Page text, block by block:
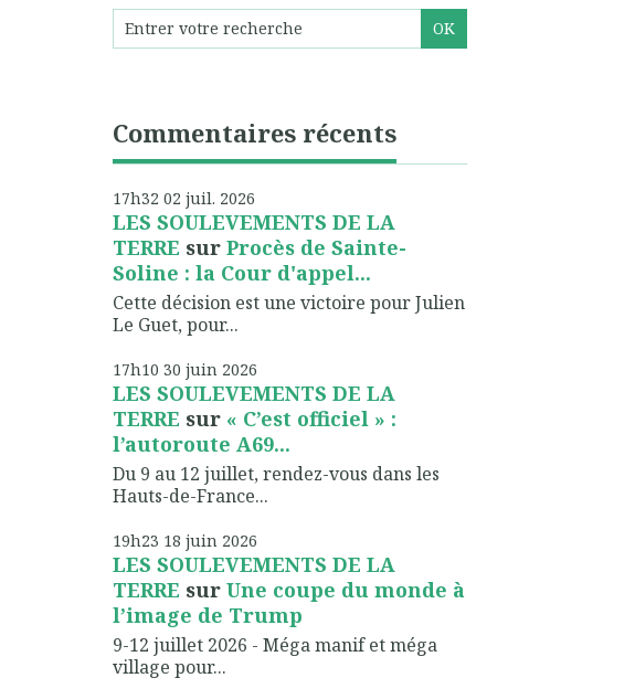
Commentaires récents
17h32 02 juil. 2026
LES SOULEVEMENTS DE LA
TERRE sur Procès de Sainte-
Soline : la Cour d'appel...
Cette décision est une victoire pour Julien
Le Guet, pour...
17h10 30 juin 2026
LES SOULEVEMENTS DE LA
TERRE sur « C’est officiel » :
l’autoroute A69...
Du 9 au 12 juillet, rendez-vous dans les
Hauts-de-France...
19h23 18 juin 2026
LES SOULEVEMENTS DE LA
TERRE sur Une coupe du monde à
l’image de Trump
9-12 juillet 2026 - Méga manif et méga
village pour...